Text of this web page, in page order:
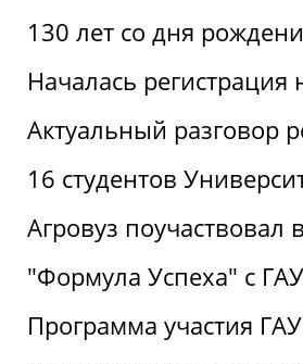
130 лет со дня
Началась
Актуальный разговор
16 студентов
Агровуз
"Формула Успеха" с
Программа участия